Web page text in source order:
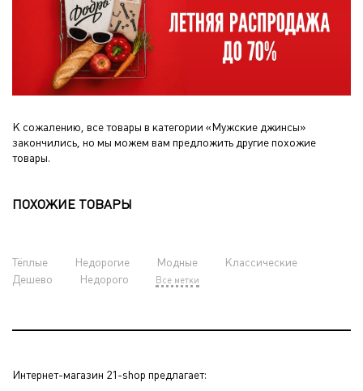
К сожалению, все товары в категории «Мужские джинсы»
закончились, но мы можем вам предложить другие похожие
товары.
ПОХОЖИЕ ТОВАРЫ
Тёплые Недорогие Модные
Классические
Дешево
Недорого Все метки
Интернет-магазин 21-shop предлагает: